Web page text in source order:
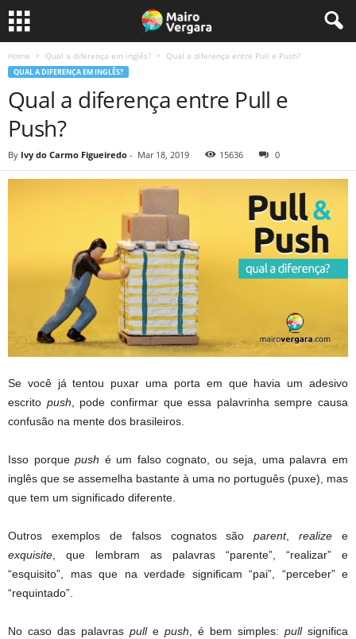
Home Qual a diferença em inglês? Qual a diferença entre Pull e Push?
QUAL A DIFERENÇA EM INGLÊS?
Qual a diferença entre Pull e
Push?
By Ivy do Carmo Figueiredo - Mar 18, 2019 15636 0
Se você já tentou puxar uma porta em que havia um adesivo
escrito push , pode confirmar que essa palavrinha sempre causa
confusão na mente dos brasileiros.
Isso porquepush é um falso cognato, ou seja, uma palavra em
inglês que se assemelha bastante à uma no português (puxe), mas
que tem um significado diferente.
Outros exemplos de falsos cognatos sãoparent,realize e
exquisite , que lembram as palavras “parente”, “realizar” e
“esquisito”, mas que na verdade significam “pai”, “perceber” e
“requintado”.
No caso das palavras pulle push , é bem simples: pullsignifica